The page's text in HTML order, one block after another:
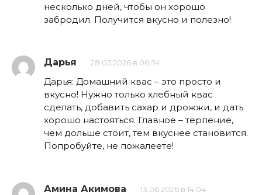
несколько дней, чтобы он хорошо
забродил. Получится вкусно и полезно!
Дарья 28.05.2026 в 06:34
Дарья: Домашний квас – это просто и
вкусно! Нужно только хлебный квас
сделать, добавить сахар и дрожжи, и дать
хорошо настояться. Главное – терпение,
чем дольше стоит, тем вкуснее становится.
Попробуйте, не пожалеете!
Амина Акимова 13.06.2026 в 14:04